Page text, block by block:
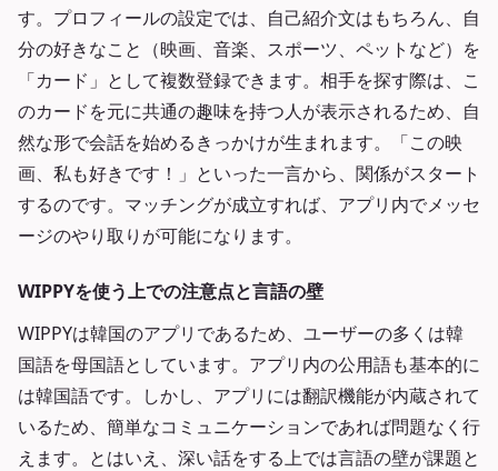
す。プロフィールの設定では、自己紹介文はもちろん、自
分の好きなこと（映画、音楽、スポーツ、ペットなど）を
「カード」として複数登録できます。相手を探す際は、こ
のカードを元に共通の趣味を持つ人が表示されるため、自
然な形で会話を始めるきっかけが生まれます。「この映
画、私も好きです！」といった一言から、関係がスタート
するのです。マッチングが成立すれば、アプリ内でメッセ
ージのやり取りが可能になります。
WIPPYを使う上での注意点と言語の壁
WIPPYは韓国のアプリであるため、ユーザーの多くは韓
国語を母国語としています。アプリ内の公用語も基本的に
は韓国語です。しかし、アプリには翻訳機能が内蔵されて
いるため、簡単なコミュニケーションであれば問題なく行
えます。とはいえ、深い話をする上では言語の壁が課題と